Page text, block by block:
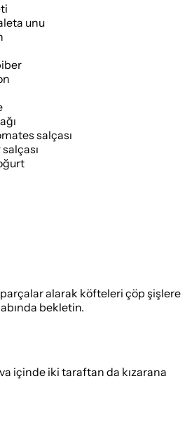
unu
salçası
salçası
alarak köfteleri çöp şişlere
bekletin.
içinde iki taraftan da kızarana